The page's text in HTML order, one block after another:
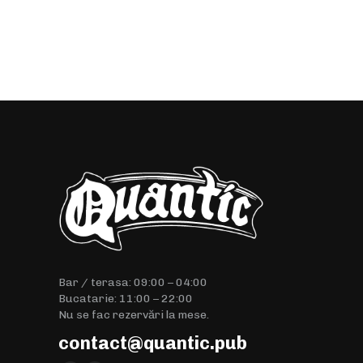
Bar / terasa: 09:00 – 04:00
Bucatarie: 11:00 – 22:00
Nu se fac rezervări la mese.
contact@quantic.pub